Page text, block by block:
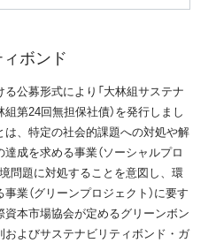
ボンド
公募形式により「大林組サステナ
組第24回無担保社債）を発行しまし
、特定の社会的課題への対処や解
成を求める事業（ソーシャルプロ
問題に対処することを意図し、環
業（グリーンプロジェクト）に要す
本市場協会が定めるグリーンボン
およびサステナビリティボンド・ガ